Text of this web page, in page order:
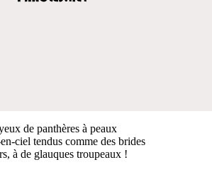
de panthères à peaux
ciel tendus comme des brides
à de glauques troupeaux !